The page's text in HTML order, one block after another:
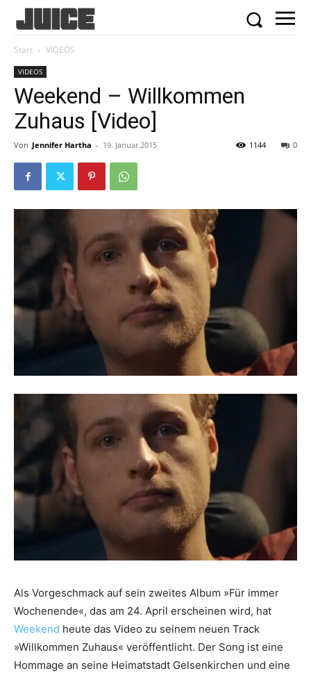
Start VIDEOS
VIDEOS
Weekend – Willkommen
Zuhaus [Video]
Von Jennifer Hartha - 19. Januar 2015 0
1144
Als Vorgeschmack auf sein zweites Album »Für immer
Wochenende«, das am 24. April erscheinen wird, hat
Weekend heute das Video zu seinem neuen Track
»Willkommen Zuhaus« veröffentlicht. Der Song ist eine
Hommage an seine Heimatstadt Gelsenkirchen und eine